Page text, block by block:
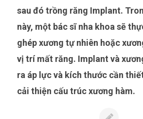
sau đó trồng răng Implant.
này, một bác sĩ nha khoa sẽ
ghép xương tự nhiên hoặc
vị trí mất răng. Implant và
ra áp lực và kích thước cần
cải thiện cấu trúc xương hàm.